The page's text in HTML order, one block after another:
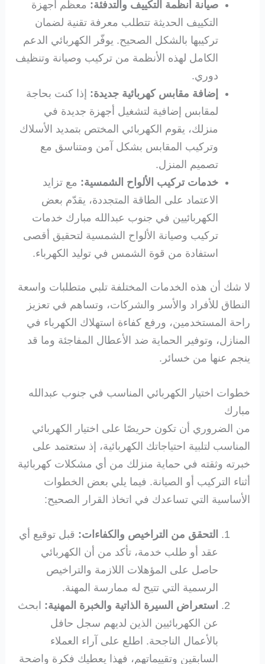
صيانة أنظمة التكييف والتدفئة: معظم أجهزة
التكييف الحديثة تتطلب معرفة تقنية لضمان
تركيبها بالشكل الصحيح. يوفّر الكهربائي الدعم
الكامل لهذه الأنظمة من تركيب وصيانة وتنظيف
دوري.
إضافة مقابس كهربائية جديدة: إذا كنت بحاجة
لمقابس إضافية لتشغيل أجهزة جديدة في
منزلك، يقوم الكهربائي المختص بتمديد الأسلاك
وتركيب المقابس بشكل آمن ومتناسق مع
تصميم المنزل.
خدمات تركيب الألواح الشمسية: مع تزايد
الاعتماد على الطاقة المتجددة، يقدّم بعض
الكهربائيين في جنوب عبدالله مبارك خدمات
تركيب وصيانة الألواح الشمسية لتحقيق أقصى
استفادة من قوة الشمس في توليد الكهرباء.
لا شك أن هذه الخدمات المختلفة تلبي متطلبات واسعة
النطاق للأفراد والأسر والشركات، وتساهم في تعزيز
راحة المستخدمين، ورفع كفاءة استهلاك الكهرباء في
المنازل، وتوفير الحماية ضد الأعطال المفاجئة وما قد
ينجم عنها من خسائر.
خطوات اختيار الكهربائي المناسب في جنوب عبدالله
مبارك
من الضروري أن تكون حريصًا على اختيار الكهربائي
المناسب لتلبية احتياجاتك الكهربائية، إذ ستعتمد على
خبرته وثقته في حماية منزلك من أي مشكلات كهربائية
أثناء التركيب أو الصيانة. فيما يلي بعض الخطوات
الأساسية التي تساعدك في اتخاذ القرار الصحيح:
التحقق من التراخيص والكفاءات: قبل توقيع أي
عقد أو طلب خدمة، تأكد من أن الكهربائي
حاصل على المؤهلات اللازمة والتراخيص
الرسمية التي تتيح له ممارسة المهنة.
استعراض السيرة الذاتية والخبرة المهنية: ابحث
عن الكهربائيين الذين لديهم سجل حافل
بالأعمال الناجحة. اطلع على آراء العملاء
السابقين وتقييماتهم، فهذا يعطيك فكرة واضحة